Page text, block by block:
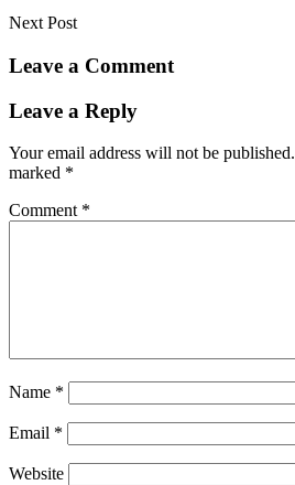
Next Post
Leave a Comment
Leave a Reply
Your email address will not be published.
marked *
Comment *
Name *
Email *
Website